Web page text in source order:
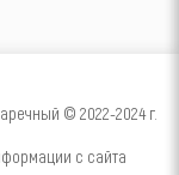
© 2022-2024 г.
с сайта